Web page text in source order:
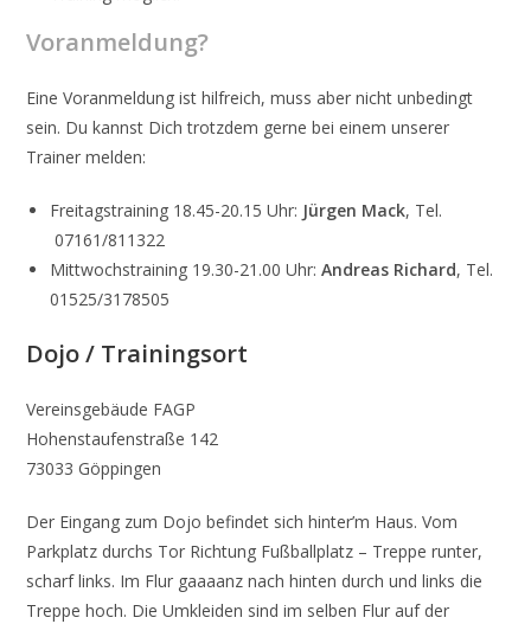
Voranmeldung?
Eine Voranmeldung ist hilfreich, muss aber nicht unbedingt
sein. Du kannst Dich trotzdem gerne bei einem unserer
Trainer melden:
Freitagstraining 18.45-20.15 Uhr: Jürgen Mack, Tel.
07161/811322
Mittwochstraining 19.30-21.00 Uhr:Andreas Richard, Tel.
01525/3178505
Dojo / Trainingsort
Vereinsgebäude FAGP
Hohenstaufenstraße 142
73033 Göppingen
Der Eingang zum Dojo befindet sich hinter’m Haus. Vom
Parkplatz durchs Tor Richtung Fußballplatz – Treppe runter,
scharf links. Im Flur gaaaanz nach hinten durch und links die
Treppe hoch. Die Umkleiden sind im selben Flur auf der